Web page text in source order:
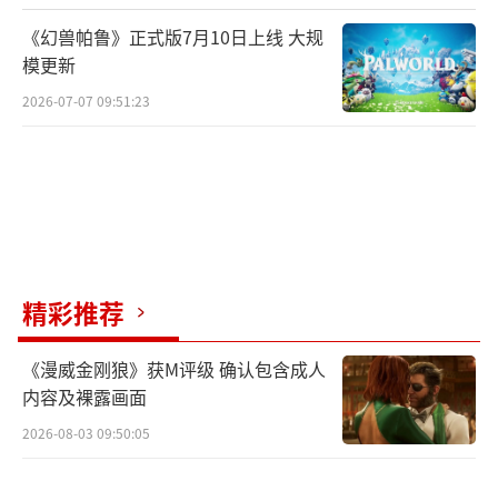
《幻兽帕鲁》正式版7月10日上线 大规
模更新
2026-07-07 09:51:23
精彩推荐
《漫威金刚狼》获M评级 确认包含成人
内容及裸露画面
2026-08-03 09:50:05